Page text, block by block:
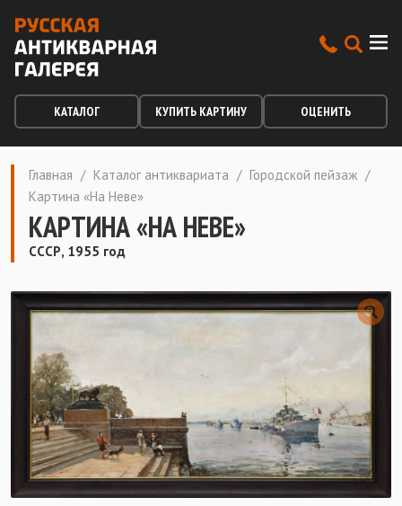
КАТАЛОГ КУПИТЬ КАРТИНУ ОЦЕНИТЬ
Главная / Каталог антиквариата / Городской пейзаж /
Картина «На Неве»
КАРТИНА «НА НЕВЕ»
СССР, 1955 год